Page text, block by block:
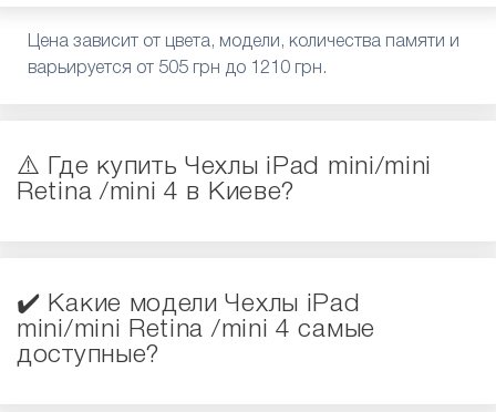
Цена зависит от цвета, модели, количества памяти и
варьируется от 505 грн до 1210 грн.
⚠️ Где купить Чехлы iPad mini/mini
Retina /mini 4 в Киеве?
✔️ Какие модели Чехлы iPad
mini/mini Retina /mini 4 самые
доступные?